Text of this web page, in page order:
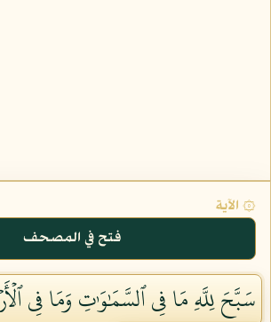
۞ الآية
فتح في المصحف
سَبَّحَ لِلَّهِ مَا فِي ٱلسَّمَٰوَٰتِ وَمَا فِي